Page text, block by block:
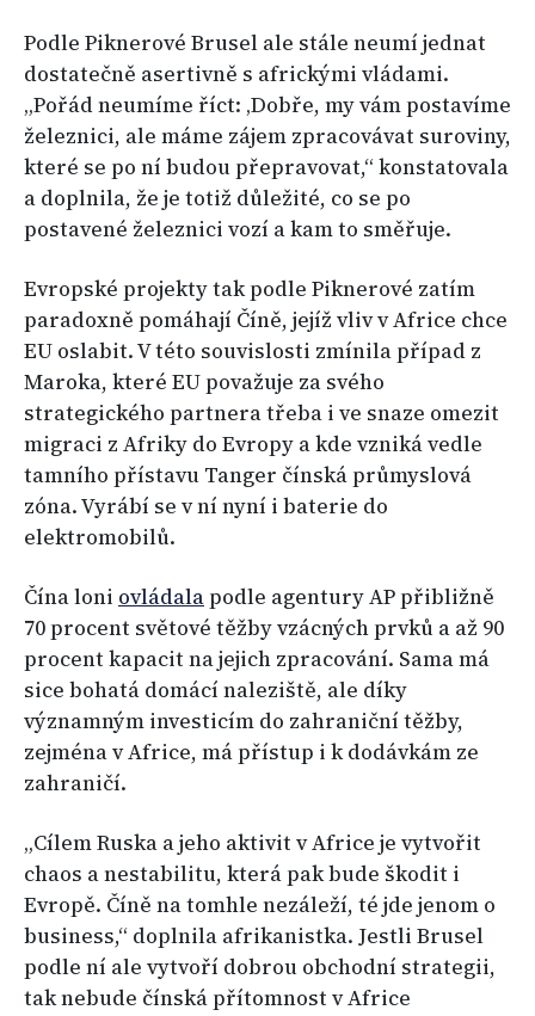
Podle Piknerové Brusel ale stále neumí jednat
dostatečně asertivně s africkými vládami.
„Pořád neumíme říct: ‚Dobře, my vám postavíme
železnici, ale máme zájem zpracovávat suroviny,
které se po ní budou přepravovat,“ konstatovala
a doplnila, že je totiž důležité, co se po
postavené železnici vozí a kam to směřuje.
Evropské projekty tak podle Piknerové zatím
paradoxně pomáhají Číně, jejíž vliv v Africe chce
EU oslabit. V této souvislosti zmínila případ z
Maroka, které EU považuje za svého
strategického partnera třeba i ve snaze omezit
migraci z Afriky do Evropy a kde vzniká vedle
tamního přístavu Tanger čínská průmyslová
zóna. Vyrábí se v ní nyní i baterie do
elektromobilů.
Čína loni ovládalapodle agentury AP přibližně
70 procent světové těžby vzácných prvků a až 90
procent kapacit na jejich zpracování. Sama má
sice bohatá domácí naleziště, ale díky
významným investicím do zahraniční těžby,
zejména v Africe, má přístup i k dodávkám ze
zahraničí.
„Cílem Ruska a jeho aktivit v Africe je vytvořit
chaos a nestabilitu, která pak bude škodit i
Evropě. Číně na tomhle nezáleží, té jde jenom o
business,“ doplnila afrikanistka. Jestli Brusel
podle ní ale vytvoří dobrou obchodní strategii,
tak nebude čínská přítomnost v Africe